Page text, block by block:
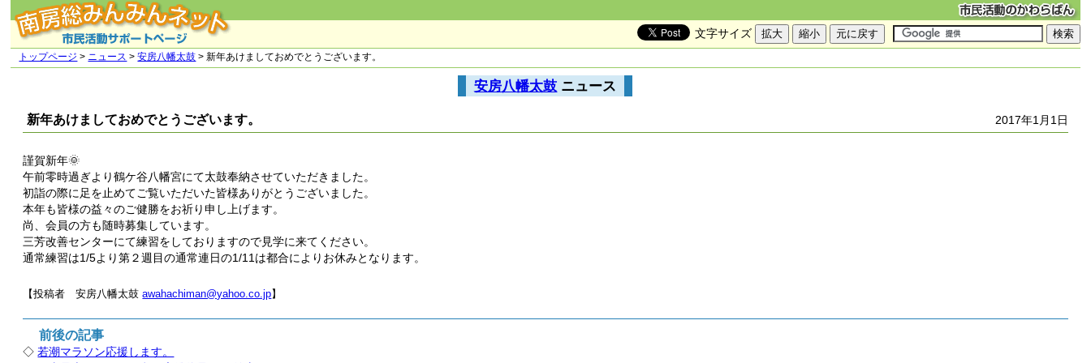
文字サイズ
トップページ > ニュース >安房八幡太鼓 > 新年あけましておめでとうございます。
安房八幡太鼓 ニュース
2017年1月1日
新年あけましておめでとうございます。
謹賀新年🌞
午前零時過ぎより鶴ケ谷八幡宮にて太鼓奉納させていただきました。
初詣の際に足を止めてご覧いただいた皆様ありがとうございました。
本年も皆様の益々のご健勝をお祈り申し上げます。
尚、会員の方も随時募集しています。
三芳改善センターにて練習をしておりますので見学に来てください。
通常練習は1/5より第２週目の通常連日の1/11は都合によりお休みとなります。
【投稿者 安房八幡太鼓awahachiman@yahoo.co.jp】
前後の記事
◇若潮マラソン応援します。